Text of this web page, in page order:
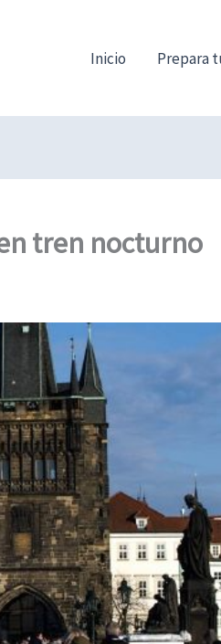
Inicio Prepara
tren nocturno